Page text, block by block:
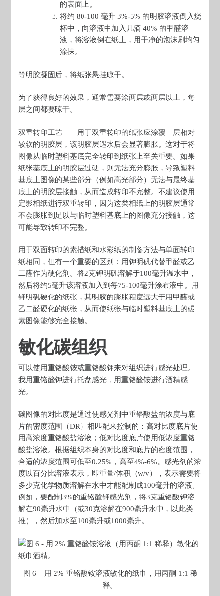
的表面上。
将约 80-100 毫升 3%-5% 的明胶溶液倒入烧
杯中，向溶液中加入几滴 40% 的甲醛溶
液，将溶液倒在纸上，用干净的泡沫刷均匀
涂抹。
等明胶凝固后，将纸张悬挂晾干。
为了获得良好的效果，通常需要涂两层或两层以上，每
层之间都要晾干。
双重转印工艺——用于双重转印的纸张应涂覆一层相对
较软的明胶层，该明胶层遇水后会显著膨胀。这对于将
图像从临时塑料基底完全转印到纸张上至关重要。如果
纸张基底上的明胶层过硬，则无法充分膨胀，导致塑料
基底上图像的某些部分（例如高光部分）无法与最终基
底上的明胶层接触，从而造成转印不完整。不建议使用
定影相纸进行双重转印，因为这类相纸上的明胶层通常
不会膨胀到足以与临时塑料基底上的图像充分接触，这
可能导致转印不完整。
用于双面转印的素描纸和水彩纸的制备方法与单面转印
纸相同，但有一个重要的区别：用钾明矾代替甲醛或乙
二醛作为硬化剂。将2克钾明矾溶解于100毫升温水中，
然后将约5毫升该溶液加入到每75-100毫升涂布液中。用
钾明矾硬化的纸张，其明胶的膨胀程度远大于用甲醛或
乙二醛硬化的纸张，从而使纸张与临时塑料基底上的碳
素图像能够完全接触。
敏化碳组织
可以使用重铬酸铵或重铬酸钾来对组织进行感光处理。
我用重铬酸钾进行托盘感光，用重铬酸铵进行酒精感
光。
碳图像的对比度是通过使感光剂中重铬酸盐的浓度与底
片的密度范围（DR）相匹配来控制的：高对比度底片使
用高浓度重铬酸盐溶液；低对比度底片使用低浓度重铬
酸盐溶液。根据组织本身的对比度和底片的密度范围，
合适的浓度范围可低至0.25%，高至4%-6%。感光剂的浓
度以百分比溶液表示，即重量/体积（w/v），表示需要将
多少克化学物质溶解在水中才能配制成100毫升的溶液。
例如，要配制3%的重铬酸钾感光剂，将3克重铬酸钾溶
解在90毫升水中（或30克溶解在900毫升水中，以此类
推），然后加水至100毫升或1000毫升。
图 6 – 用 2% 重铬酸铵溶液敏化的纸巾，用丙酮 1:1 稀
释。